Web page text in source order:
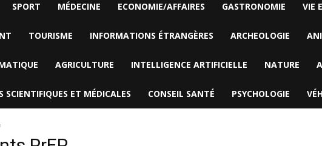
SPORT MÉDECINE ECONOMIE/AFFAIRES GASTRONOMIE VIE
TOURISME INFORMATIONS ÉTRANGÈRES ARCHEOLOGIE
AGRICULTURE INTELLIGENCE ARTIFICIELLE NATURE
SCIENTIFIQUES ET MÉDICALES CONSEIL SANTÉ PSYCHOLOGIE